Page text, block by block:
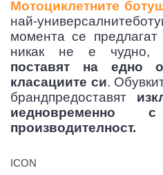
Мотоциклетните
най-
момента се
никак не е чудно,
поставят на едно
класациите си.
брандпредоставят
производителност.
ICON